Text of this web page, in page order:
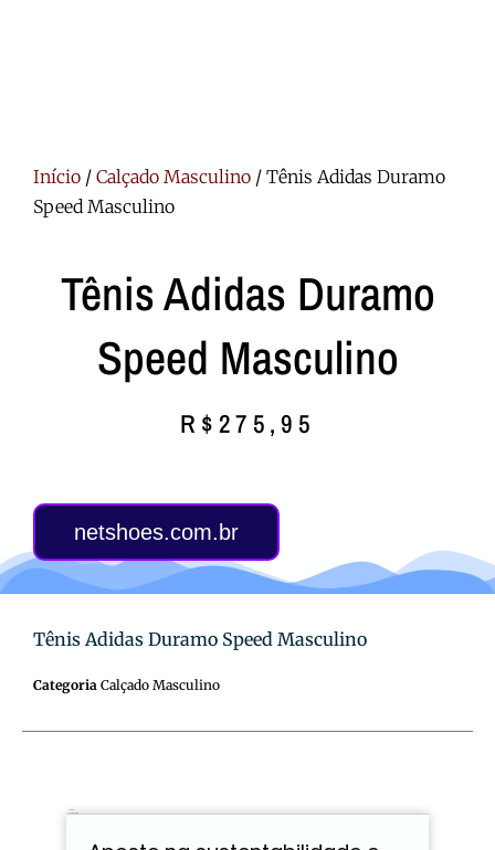
Início / Calçado Masculino / Tênis Adidas Duramo
Speed Masculino
Tênis Adidas Duramo
Speed Masculino
R$275,95
netshoes.com.br
Tênis Adidas Duramo Speed Masculino
Categoria Calçado Masculino